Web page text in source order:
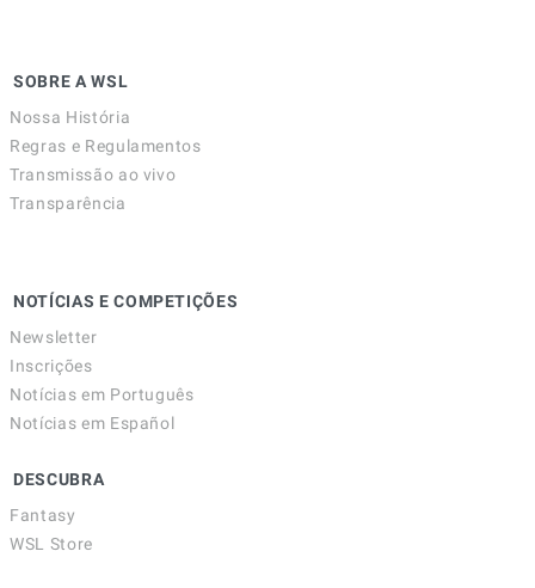
SOBRE A WSL
Nossa História
Regras e Regulamentos
Transmissão ao vivo
Transparência
NOTÍCIAS E COMPETIÇÕES
Newsletter
Inscrições
Notícias em Português
Notícias em Español
DESCUBRA
Fantasy
WSL Store